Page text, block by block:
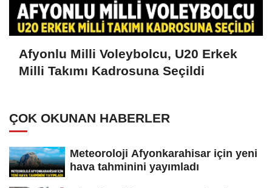
Afyonlu Milli Voleybolcu, U20 Erkek
Milli Takımı Kadrosuna Seçildi
ÇOK OKUNAN HABERLER
Meteoroloji Afyonkarahisar için yeni
hava tahminini yayımladı